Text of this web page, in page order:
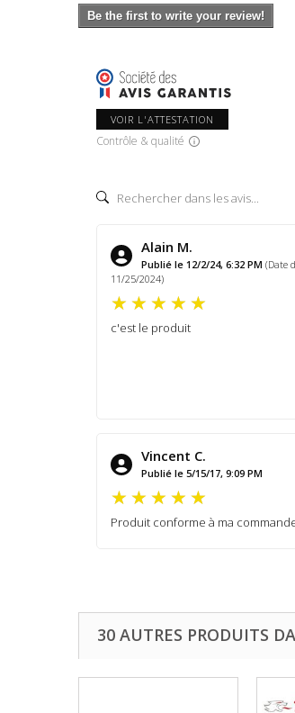
Be the first to write your review!
VOIR L'ATTESTATION
Contrôle & qualité
Alain M.
Publié le 12/2/24, 6:32 PM (Date
11/25/2024)
c'est le produit
Vincent C.
Publié le 5/15/17, 9:09 PM
Produit conforme à ma
30 AUTRES PRODUITS